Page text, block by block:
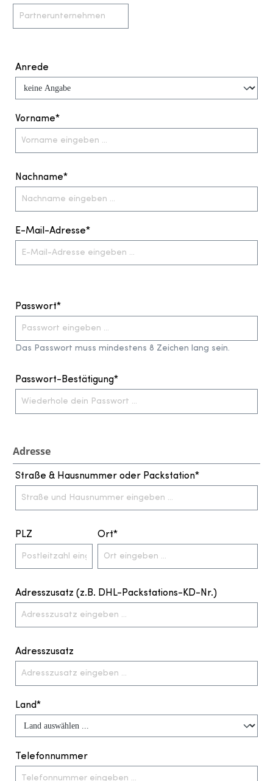
Anrede
Vorname*
Nachname*
E-Mail-Adresse*
Passwort*
Das Passwort muss mindestens 8 Zeichen lang sein.
Passwort-Bestätigung*
Adresse
Straße & Hausnummer oder Packstation*
PLZ Ort*
Adresszusatz (z.B. DHL-Packstations-KD-Nr.)
Adresszusatz
Land*
Telefonnummer